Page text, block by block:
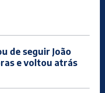
de seguir João
e voltou atrás